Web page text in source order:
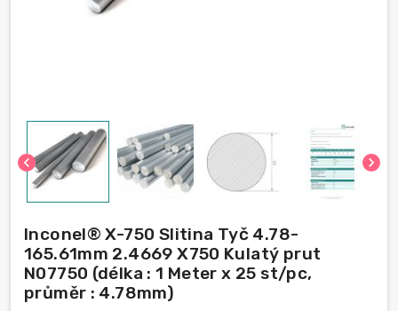
chevron_left chevron_right
Inconel® X-750 Slitina Tyč 4.78-
165.61mm 2.4669 X750 Kulatý prut
N07750 (délka : 1 Meter x 25 st/pc,
průměr : 4.78mm)